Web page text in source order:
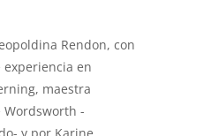
Rendon, con
experiencia en
maestra
-